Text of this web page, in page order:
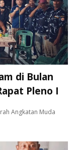
di Bulan
Pleno I
Angkatan Muda